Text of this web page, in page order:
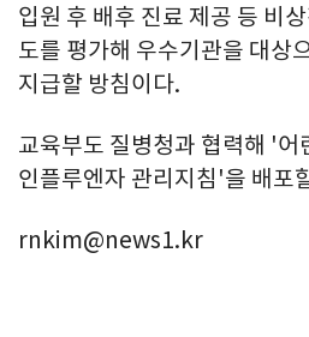
입원 후 배후 진료 제공 등 비
도를 평가해 우수기관을 대상
지급할 방침이다.
교육부도 질병청과 협력해 '
인플루엔자 관리지침'을 배포
rnkim@news1.kr